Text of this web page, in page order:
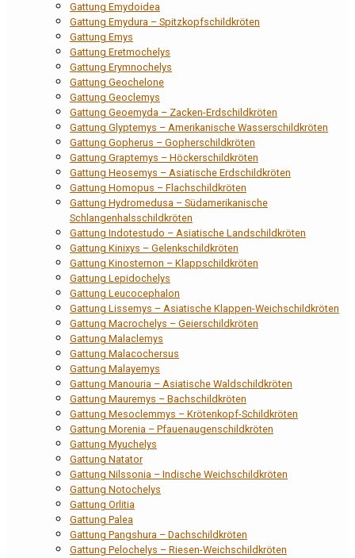
Gattung Emydoidea
Gattung Emydura – Spitzkopfschildkröten
Gattung Emys
Gattung Eretmochelys
Gattung Erymnochelys
Gattung Geochelone
Gattung Geoclemys
Gattung Geoemyda – Zacken-Erdschildkröten
Gattung Glyptemys – Amerikanische Wasserschildkröten
Gattung Gopherus – Gopherschildkröten
Gattung Graptemys – Höckerschildkröten
Gattung Heosemys – Asiatische Erdschildkröten
Gattung Homopus – Flachschildkröten
Gattung Hydromedusa – Südamerikanische
Schlangenhalsschildkröten
Gattung Indotestudo – Asiatische Landschildkröten
Gattung Kinixys – Gelenkschildkröten
Gattung Kinosternon – Klappschildkröten
Gattung Lepidochelys
Gattung Leucocephalon
Gattung Lissemys – Asiatische Klappen-Weichschildkröten
Gattung Macrochelys – Geierschildkröten
Gattung Malaclemys
Gattung Malacochersus
Gattung Malayemys
Gattung Manouria – Asiatische Waldschildkröten
Gattung Mauremys – Bachschildkröten
Gattung Mesoclemmys – Krötenkopf-Schildkröten
Gattung Morenia – Pfauenaugenschildkröten
Gattung Myuchelys
Gattung Natator
Gattung Nilssonia – Indische Weichschildkröten
Gattung Notochelys
Gattung Orlitia
Gattung Palea
Gattung Pangshura – Dachschildkröten
Gattung Pelochelys – Riesen-Weichschildkröten